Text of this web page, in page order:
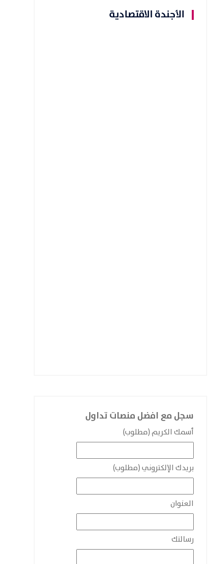
الأجندة الاقتصادية
سجل مع افضل منصات تداول
أسمك الكريم (مطلوب)
بريدك الإلكتروني (مطلوب)
العنوان
رسالتك